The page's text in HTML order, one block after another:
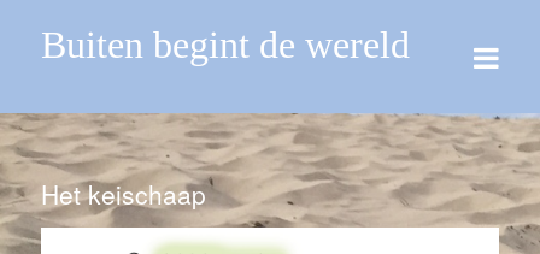
Buiten begint de wereld
Het keischaap